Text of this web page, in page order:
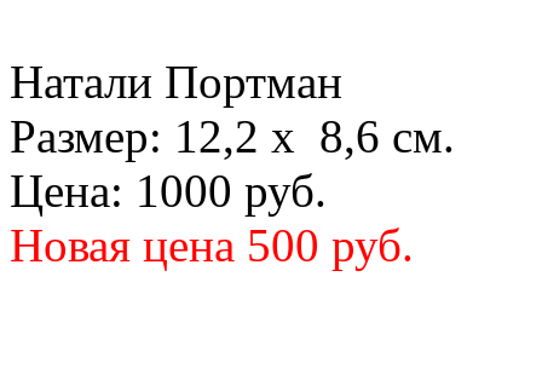
Натали Портман
Размер: 12,2 х 8,6 см.
Цена: 1000 руб.
Новая цена 500 руб.